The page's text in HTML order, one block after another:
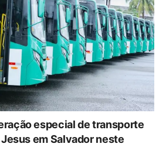
especial de transporte
em Salvador neste